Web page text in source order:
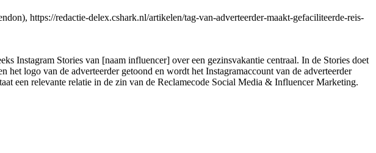
https://redactie-delex.cshark.nl/artikelen/tag-van-adverteerder-maakt-gefaciliteerde-reis-
Instagram Stories van [naam influencer] over een gezinsvakantie centraal. In de Stories doet
logo van de adverteerder getoond en wordt het Instagramaccount van de adverteerder
een relevante relatie in de zin van de Reclamecode Social Media & Influencer Marketing.